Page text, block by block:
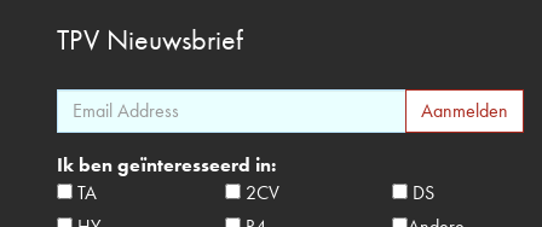
TPV Nieuwsbrief
Ik ben geïnteresseerd in:
TA
2CV
DS